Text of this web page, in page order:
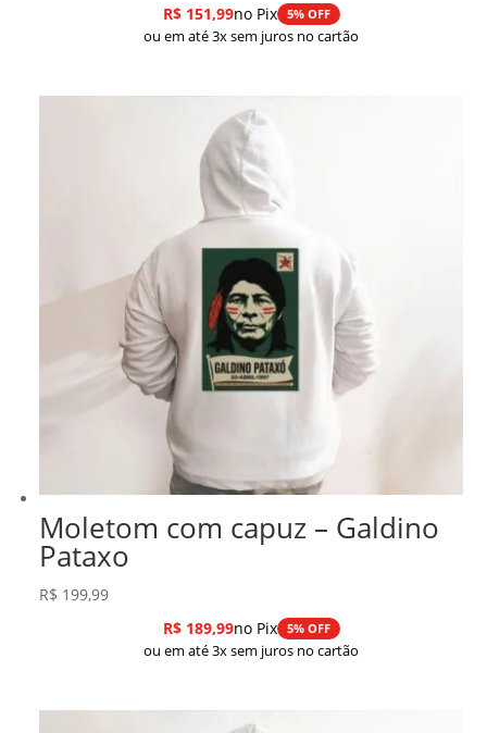
R$151,99no Pix 5% OFF
ou em até 3x sem juros no cartão
Moletom com capuz – Galdino
Pataxo
R$ 199,99
R$189,99no Pix 5% OFF
ou em até 3x sem juros no cartão